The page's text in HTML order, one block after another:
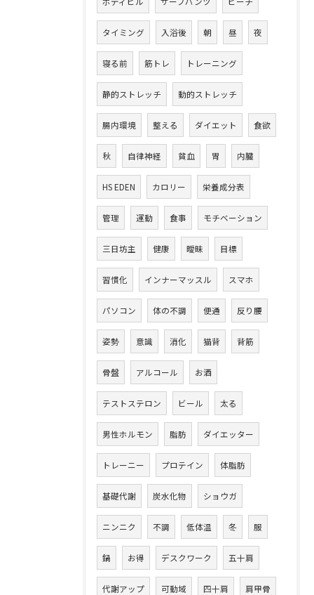
タイミング 入浴後 朝 昼 夜
寝る前 筋トレ トレーニング
静的ストレッチ 動的ストレッチ
腸内環境 整える ダイエット 食欲
秋 自律神経 貧血 胃 内臓
HS EDEN カロリー 栄養成分表
管理 運動 食事 モチベーション
三日坊主 健康 曖昧 目標
習慣化 インナーマッスル スマホ
パソコン 体の不調 便通 反り腰
姿勢 意識 消化 猫背 背筋
骨盤 アルコール お酒
テストステロン ビール 太る
男性ホルモン 脂肪 ダイエッター
トレーニー プロテイン 体脂肪
基礎代謝 炭水化物 ショウガ
ニンニク 不調 低体温 冬 服
鍋 お得 デスクワーク 五十肩
代謝アップ 可動域 四十肩 肩甲骨